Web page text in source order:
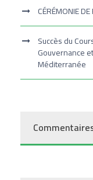
CÉRÉMONIE
Succès du
Gouvernance
Méditerranée